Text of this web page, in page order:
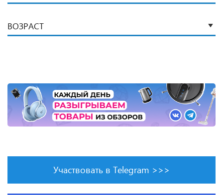
ВОЗРАСТ
Участвовать в Telegram >>>